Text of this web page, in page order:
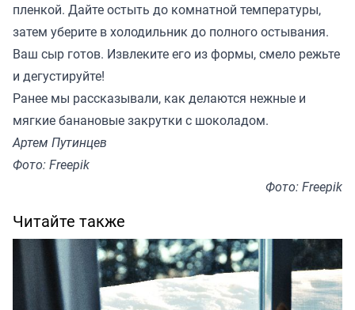
пленкой. Дайте остыть до комнатной температуры,
затем уберите в холодильник до полного остывания.
Ваш сыр готов. Извлеките его из формы, смело режьте
и дегустируйте!
Ранее мы рассказывали, как делаются нежные и
мягкие банановые закрутки с шоколадом.
Артем Путинцев
Фото: Freepik
Фото: Freepik
Читайте также